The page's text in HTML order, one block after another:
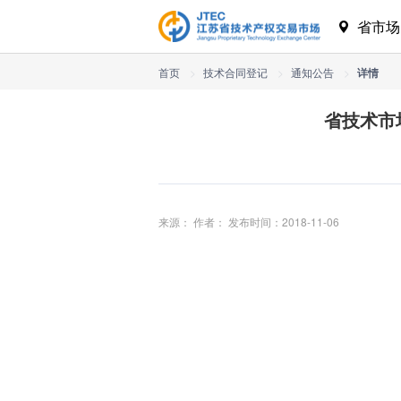
省市
首页 技术合同登记 通知公告 详情
省技术
来源： 作者： 发布时间：2018-11-06